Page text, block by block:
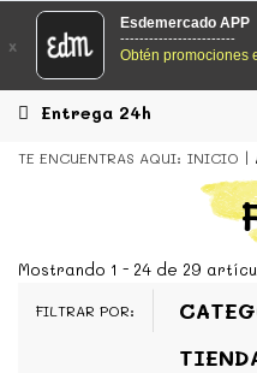
EsDeMercado.com
EsDeMercado.com
los mejores mercados de
locales.
EsDeMercado.com
te lleva
los mejores mercados de
x
Esdemercado APP
------------------------
Obtén promociones
Entrega 24h
TE ENCUENTRAS AQUI: INICIO
Mostrando 1 - 24 de 29
FILTRAR POR: